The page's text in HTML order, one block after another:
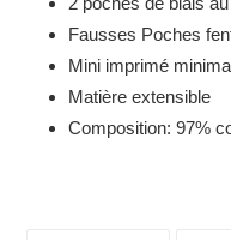
Fausses Poches
Mini imprimé
Matière extensible
Composition: 97%